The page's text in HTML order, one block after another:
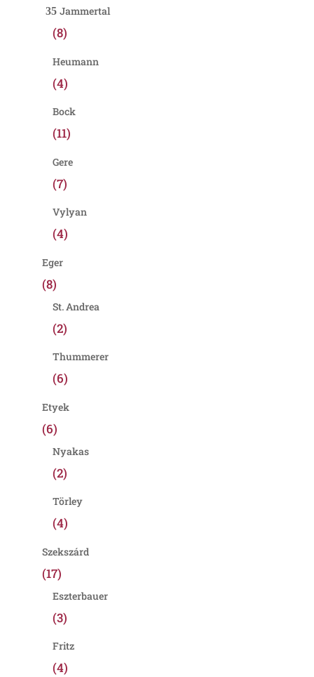
Jammertal
(8)
Heumann
(4)
Bock
(11)
Gere
(7)
Vylyan
(4)
Eger
(8)
St. Andrea
(2)
Thummerer
(6)
Etyek
(6)
Nyakas
(2)
Törley
(4)
Szekszárd
(17)
Eszterbauer
(3)
Fritz
(4)